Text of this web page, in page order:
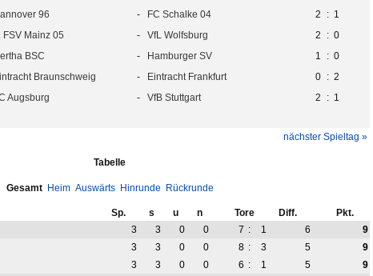
96 - FC Schalke 04 2 : 1
FSV Mainz 05 - VfL Wolfsburg 2 : 0
BSC - Hamburger SV 1 : 0
Braunschweig - Eintracht Frankfurt 0 : 2
Augsburg - VfB Stuttgart 2 : 1
nächster Spieltag »
Tabelle
Gesamt Heim Auswärts Hinrunde Rückrunde
Sp. s u n Tore Diff.
Pkt.
3 3 0 0 7 : 1 6
9
3 3 0 0 8 : 3 5
9
3 3 0 0 6 : 1 5
9